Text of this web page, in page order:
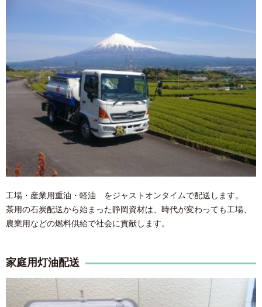
お問合わせ
お問合わせ
お知らせ
プライバシーポリシー
工場・産業用重油・軽油 をジャストオンタイムで配送します。
茶用の石炭配送から始まった静岡資材は、時代が変わっても工場、
農業用などの燃料供給で社会に貢献します。
家庭用灯油配送